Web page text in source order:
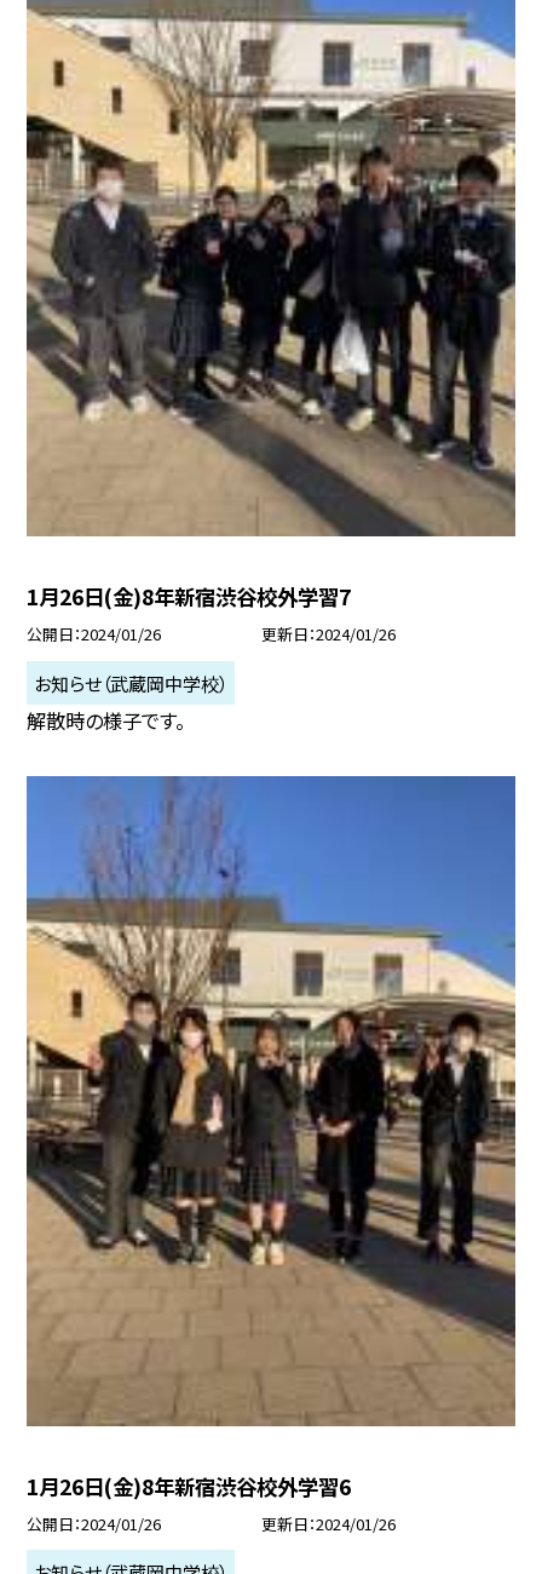
1月26日(金)8年新宿渋谷校外学習7
公開日 2024/01/26 更新日 2024/01/26
お知らせ（武蔵岡中学校）
解散時の様子です。
1月26日(金)8年新宿渋谷校外学習6
公開日 2024/01/26 更新日 2024/01/26